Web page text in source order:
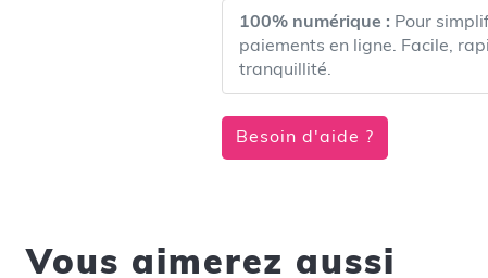
100% numérique : Pour
paiements en ligne. Facile,
tranquillité.
Besoin d'aide ?
Vous aimerez aussi